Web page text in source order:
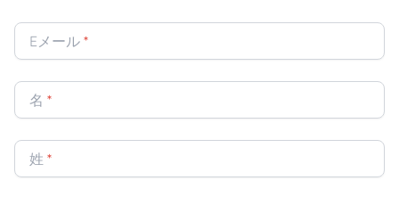
Eメール *
名 *
姓 *